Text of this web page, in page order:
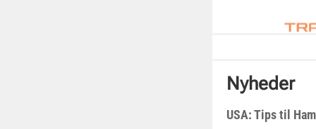
Nyheder
USA: Tips til